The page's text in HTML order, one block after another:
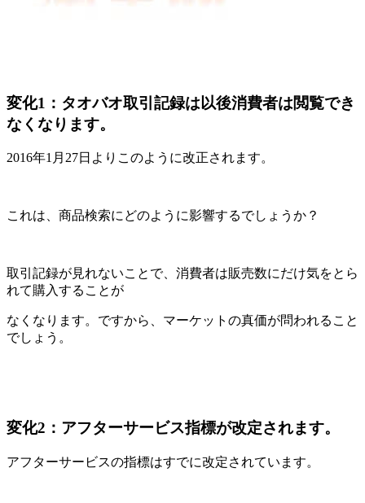
変化1：タオバオ取引記録は以後消費者は閲覧でき
なくなります。
2016年1月27日よりこのように改正されます。
これは、商品検索にどのように影響するでしょうか？
取引記録が見れないことで、消費者は販売数にだけ気をとら
れて購入することが
なくなります。ですから、マーケットの真価が問われること
でしょう。
変化2：アフターサービス指標が改定されます。
アフターサービスの指標はすでに改定されています。